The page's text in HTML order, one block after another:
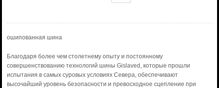
ошипованная шина
Благодаря более чем столетнему опыту и постоянному
совершенствованию технологий шины Gislaved, которые прошли
испытания в самых суровых условиях Севера, обеспечивают
высочайший уровень безопасности и превосходное сцепление при